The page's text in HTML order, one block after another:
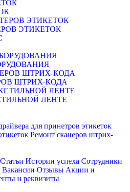
ЭТИКЕТОК
ШТРИХ-КОДА
ЛЕНТЕ
для принетров этикеток
Ремонт сканеров штрих-
Статьи Истории успеха Сотрудники
Вакансии Отзывы Акции и
и реквизиты